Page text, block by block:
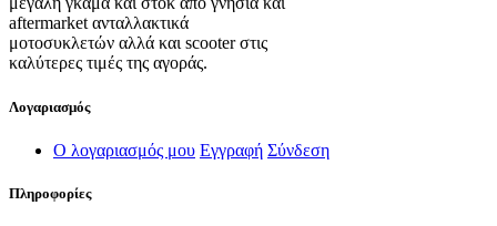
aftermarket ανταλλακτικά
μοτοσυκλετών αλλά και scooter στις
καλύτερες τιμές της αγοράς.
Λογαριασμός
Ο λογαριασμός μου Εγγραφή Σύνδεση
Πληροφορίες